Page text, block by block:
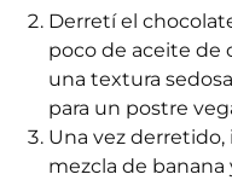
Derretí el
poco de aceite de
una textura
para un postre
Una vez derretido,
mezcla de banana